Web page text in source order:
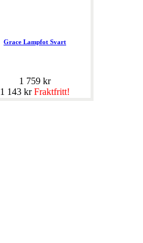
Grace Lampfot Svart
1 759 kr
1 143 krFraktfritt!